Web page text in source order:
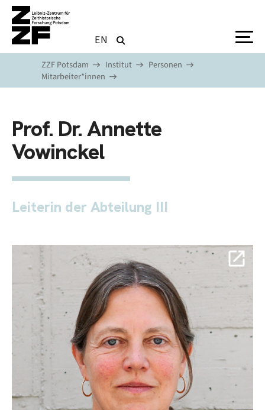
Direkt zum Inhalt
EN
ZZF Potsdam Institut
Personen
Mitarbeiter*innen
Prof. Dr. Annette
Vowinckel
Leiterin der Abteilung III